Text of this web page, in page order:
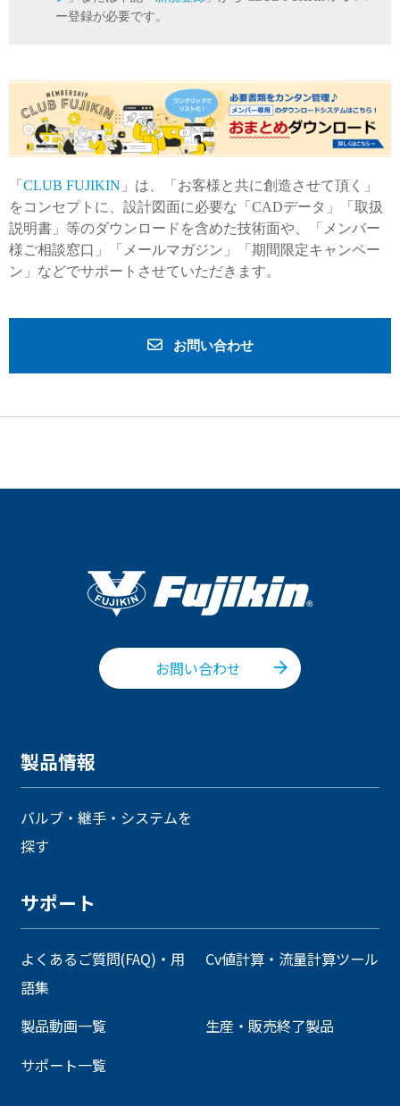
ー登録が必要です。
「 CLUB FUJIKIN 」は、「お客様と共に創造させて頂く」
をコンセプトに、設計図面に必要な「CADデータ」「取扱
説明書」等のダウンロードを含めた技術面や、「メンバー
様ご相談窓口」「メールマガジン」「期間限定キャンペー
ン」などでサポートさせていただきます。
お問い合わせ
お問い合わせ
製品情報
バルブ・継手・システムを
探す
サポート
よくあるご質問(FAQ)・用
語集
Cv値計算・流量計算ツール
製品動画一覧
生産・販売終了製品
サポート一覧